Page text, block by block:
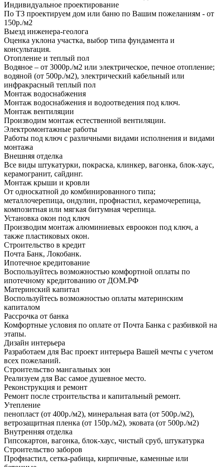
Индивидуальное проектирование
По ТЗ проектируем дом или баню по Вашим пожеланиям - от
150р./м2
Выезд инженера-геолога
Оценка уклона участка, выбор типа фундамента и
консультация.
Отопление и теплый пол
Водяное – от 3000р./м2 или электрическое, печное отопление;
водяной (от 500р./м2), электрический кабельный или
инфракрасный теплый пол
Монтаж водоснабжения
Монтаж водоснабжения и водоотведения под ключ.
Монтаж вентиляции
Производим монтаж естественной вентиляции.
Электромонтажные работы
Работы под ключ с различными видами исполнения и видами
монтажа
Внешняя отделка
Все виды штукатурки, покраска, клинкер, вагонка, блок-хаус,
керамогранит, сайдинг.
Монтаж крыши и кровли
От односкатной до комбинированного типа;
металлочерепица, ондулин, профнастил, керамочерепица,
композитная или мягкая битумная черепица.
Установка окон под ключ
Производим монтаж алюминиевых евроокон под ключ, а
также пластиковых окон.
Строительство в кредит
Почта Банк, Локобанк.
Ипотечное кредитование
Воспользуйтесь возможностью комфортной оплаты по
ипотечному кредитованию от ДОМ.РФ
Материнский капитал
Воспользуйтесь возможностью оплаты материнским
капиталом
Рассрочка от банка
Комфортные условия по оплате от Почта Банка с разбивкой на
этапы.
Дизайн интерьера
Разработаем для Вас проект интерьера Вашей мечты с учетом
всех пожеланий.
Строительство мангальных зон
Реализуем для Вас самое душевное место.
Реконструкция и ремонт
Ремонт после строительства и капитальный ремонт.
Утепление
пенопласт (от 400р./м2), минеральная вата (от 500р./м2),
ветрозащитная пленка (от 150р./м2), эковата (от 500р./м2)
Внутренняя отделка
Гипсокартон, вагонка, блок-хаус, чистый сруб, штукатурка
Строительство заборов
Профнастил, сетка-рабица, кирпичные, каменные или